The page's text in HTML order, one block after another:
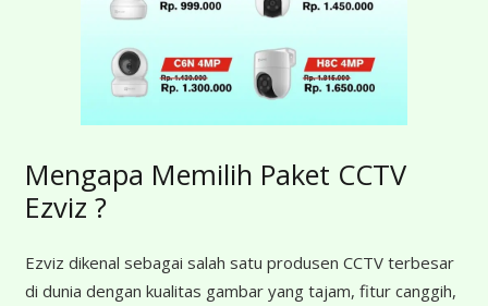
Mengapa Memilih Paket CCTV
Ezviz ?
Ezviz dikenal sebagai salah satu produsen CCTV terbesar
di dunia dengan kualitas gambar yang tajam, fitur canggih,